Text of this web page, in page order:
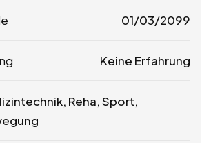
01/03/2099
Keine Erfahrung
Reha, Sport,